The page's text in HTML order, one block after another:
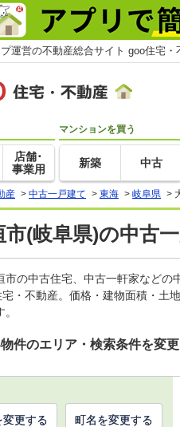
運営の不動産総合サイト goo住宅・
店舗･
事業用
マンションを買う
新築 中古
産 > 中古一戸建て > 東海 > 岐阜県 >
市(岐阜県)の中古
市の中古住宅、中古一軒家などの
・不動産。価格・建物面積・土
件のエリア・検索条件を変
変更する 町名を変更する